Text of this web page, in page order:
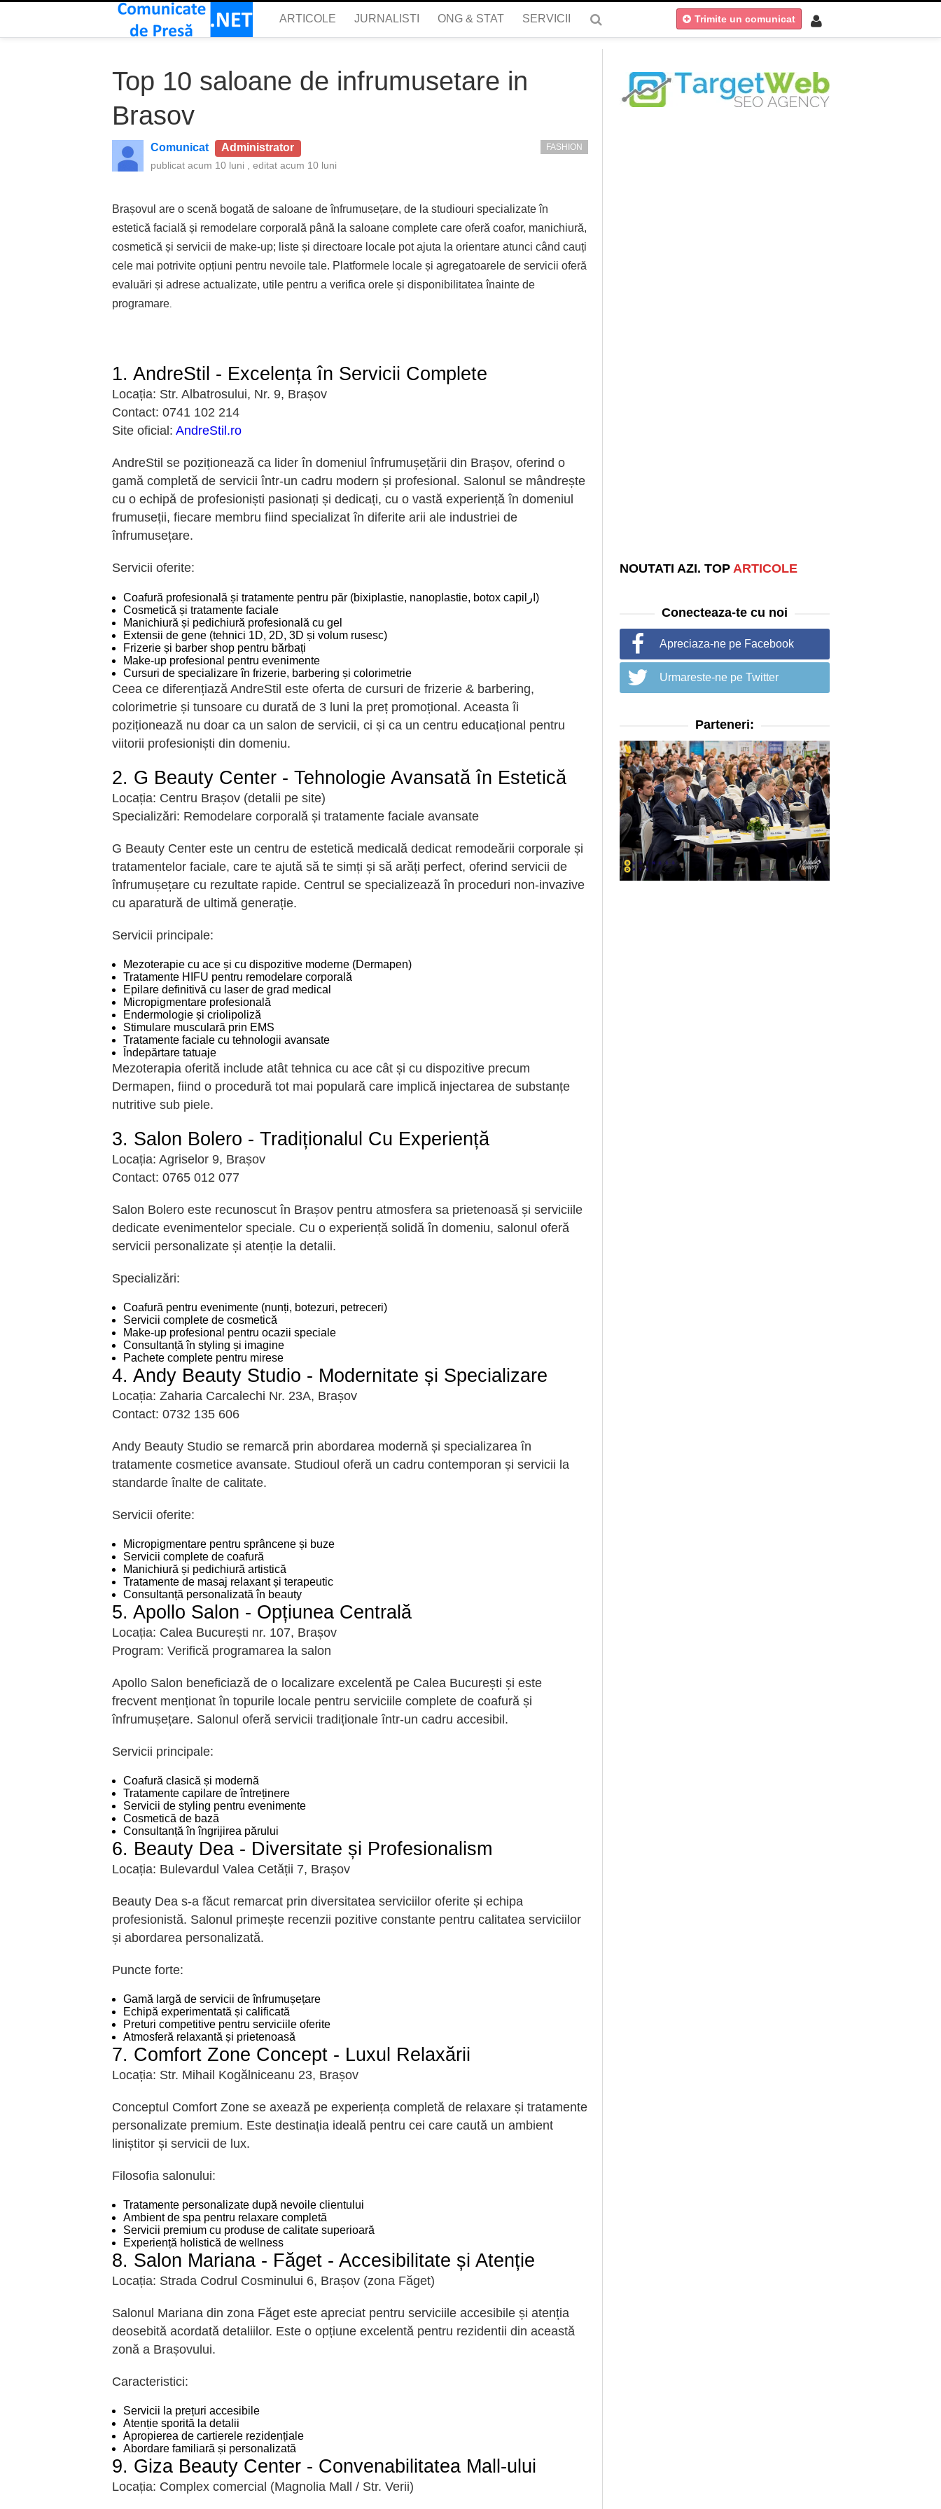
ARTICOLE JURNALISTI ONG & STAT SERVICII Trimite un comunicat
Top 10 saloane de infrumusetare in
Brasov
Comunicat Administrator
publicat acum 10 luni , editat acum 10 luni
FASHION
Brașovul are o scenă bogată de saloane de înfrumusețare, de la studiouri specializate în
estetică facială și remodelare corporală până la saloane complete care oferă coafor, manichiură,
cosmetică și servicii de make-up; liste și directoare locale pot ajuta la orientare atunci când cauți
cele mai potrivite opțiuni pentru nevoile tale. Platformele locale și agregatoarele de servicii oferă
evaluări și adrese actualizate, utile pentru a verifica orele și disponibilitatea înainte de
programare.
1. AndreStil - Excelența în Servicii Complete
Locația: Str. Albatrosului, Nr. 9, Brașov
Contact: 0741 102 214
Site oficial: AndreStil.ro
AndreStil se poziționează ca lider în domeniul înfrumușețării din Brașov, oferind o
gamă completă de servicii într-un cadru modern și profesional. Salonul se mândrește
cu o echipă de profesioniști pasionați și dedicați, cu o vastă experiență în domeniul
frumuseții, fiecare membru fiind specializat în diferite arii ale industriei de
înfrumusețare.
Servicii oferite:
Coafură profesională și tratamente pentru păr (bixiplastie, nanoplastie, botox capilار)
Cosmetică și tratamente faciale
Manichiură și pedichiură profesională cu gel
Extensii de gene (tehnici 1D, 2D, 3D și volum rusesc)
Frizerie și barber shop pentru bărbați
Make-up profesional pentru evenimente
Cursuri de specializare în frizerie, barbering și colorimetrie
Ceea ce diferențiază AndreStil este oferta de cursuri de frizerie & barbering,
colorimetrie și tunsoare cu durată de 3 luni la preț promoțional. Aceasta îi
poziționează nu doar ca un salon de servicii, ci și ca un centru educațional pentru
viitorii profesioniști din domeniu.
2. G Beauty Center - Tehnologie Avansată în Estetică
Locația: Centru Brașov (detalii pe site)
Specializări: Remodelare corporală și tratamente faciale avansate
G Beauty Center este un centru de estetică medicală dedicat remodeării corporale și
tratamentelor faciale, care te ajută să te simți și să arăți perfect, oferind servicii de
înfrumușețare cu rezultate rapide. Centrul se specializează în proceduri non-invazive
cu aparatură de ultimă generație.
Servicii principale:
Mezoterapie cu ace și cu dispozitive moderne (Dermapen)
Tratamente HIFU pentru remodelare corporală
Epilare definitivă cu laser de grad medical
Micropigmentare profesională
Endermologie și criolipoliză
Stimulare musculară prin EMS
Tratamente faciale cu tehnologii avansate
Îndepărtare tatuaje
Mezoterapia oferită include atât tehnica cu ace cât și cu dispozitive precum
Dermapen, fiind o procedură tot mai populară care implică injectarea de substanțe
nutritive sub piele.
3. Salon Bolero - Tradiționalul Cu Experiență
Locația: Agriselor 9, Brașov
Contact: 0765 012 077
Salon Bolero este recunoscut în Brașov pentru atmosfera sa prietenoasă și serviciile
dedicate evenimentelor speciale. Cu o experiență solidă în domeniu, salonul oferă
servicii personalizate și atenție la detalii.
Specializări:
Coafură pentru evenimente (nunți, botezuri, petreceri)
Servicii complete de cosmetică
Make-up profesional pentru ocazii speciale
Consultanță în styling și imagine
Pachete complete pentru mirese
4. Andy Beauty Studio - Modernitate și Specializare
Locația: Zaharia Carcalechi Nr. 23A, Brașov
Contact: 0732 135 606
Andy Beauty Studio se remarcă prin abordarea modernă și specializarea în
tratamente cosmetice avansate. Studioul oferă un cadru contemporan și servicii la
standarde înalte de calitate.
Servicii oferite:
Micropigmentare pentru sprâncene și buze
Servicii complete de coafură
Manichiură și pedichiură artistică
Tratamente de masaj relaxant și terapeutic
Consultanță personalizată în beauty
5. Apollo Salon - Opțiunea Centrală
Locația: Calea București nr. 107, Brașov
Program: Verifică programarea la salon
Apollo Salon beneficiază de o localizare excelentă pe Calea București și este
frecvent menționat în topurile locale pentru serviciile complete de coafură și
înfrumușețare. Salonul oferă servicii tradiționale într-un cadru accesibil.
Servicii principale:
Coafură clasică și modernă
Tratamente capilare de întreținere
Servicii de styling pentru evenimente
Cosmetică de bază
Consultanță în îngrijirea părului
6. Beauty Dea - Diversitate și Profesionalism
Locația: Bulevardul Valea Cetății 7, Brașov
Beauty Dea s-a făcut remarcat prin diversitatea serviciilor oferite și echipa
profesionistă. Salonul primește recenzii pozitive constante pentru calitatea serviciilor
și abordarea personalizată.
Puncte forte:
Gamă largă de servicii de înfrumușețare
Echipă experimentată și calificată
Preturi competitive pentru serviciile oferite
Atmosferă relaxantă și prietenoasă
7. Comfort Zone Concept - Luxul Relaxării
Locația: Str. Mihail Kogălniceanu 23, Brașov
Conceptul Comfort Zone se axează pe experiența completă de relaxare și tratamente
personalizate premium. Este destinația ideală pentru cei care caută un ambient
liniștitor și servicii de lux.
Filosofia salonului:
Tratamente personalizate după nevoile clientului
Ambient de spa pentru relaxare completă
Servicii premium cu produse de calitate superioară
Experiență holistică de wellness
8. Salon Mariana - Făget - Accesibilitate și Atenție
Locația: Strada Codrul Cosminului 6, Brașov (zona Făget)
Salonul Mariana din zona Făget este apreciat pentru serviciile accesibile și atenția
deosebită acordată detaliilor. Este o opțiune excelentă pentru rezidentii din această
zonă a Brașovului.
Caracteristici:
Servicii la prețuri accesibile
Atenție sporită la detalii
Apropierea de cartierele rezidențiale
Abordare familiară și personalizată
9. Giza Beauty Center - Convenabilitatea Mall-ului
Locația: Complex comercial (Magnolia Mall / Str. Verii)
NOUTATI AZI. TOP ARTICOLE
Conecteaza-te cu noi
Apreciaza-ne pe Facebook
Urmareste-ne pe Twitter
Parteneri: